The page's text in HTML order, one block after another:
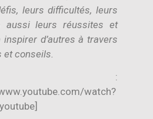
leurs difficultés, leurs
aussi leurs réussites et
d’autres à travers
conseils.
annonce :
watch?